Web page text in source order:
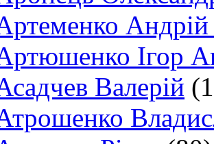
Андрій
Ігор
Валерій